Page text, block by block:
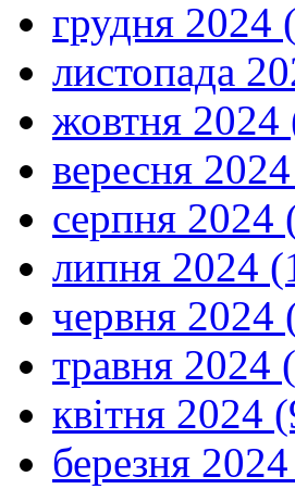
грудня 2024
листопада
жовтня 2024
вересня
серпня 2024
липня 2024
червня 2024
травня 2024
квітня 2024
березня